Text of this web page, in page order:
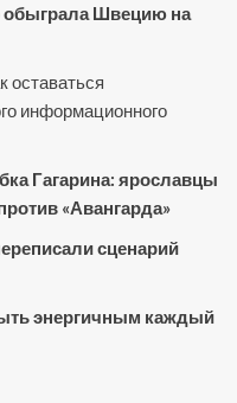
обыграла Швецию на
оставаться
информационного
Гагарина: ярославцы
«Авангарда»
сценарий
энергичным каждый